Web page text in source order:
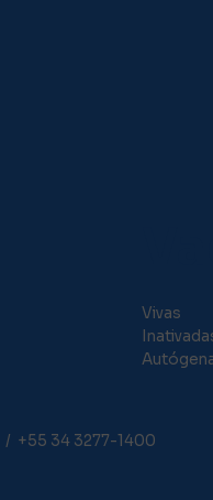
Vivas
/ +55 34 3277-1400